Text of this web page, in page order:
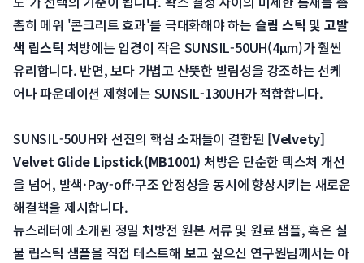
촘히 메워 '콘크리트 효과'를 극대화해야 하는 슬림 스틱 및 고발
색 립스틱 처방에는 입경이 작은 SUNSIL-50UH(4μm)가 훨씬
유리합니다. 반면, 보다 가볍고 산뜻한 발림성을 강조하는 선케
어나 파운데이션 제형에는 SUNSIL-130UH가 적합합니다.
SUNSIL-50UH와 선진의 핵심 소재들이 결합된 [Velvety]
Velvet Glide Lipstick(MB1001) 처방은 단순한 텍스처 개선
을 넘어, 발색·Pay-off·구조 안정성을 동시에 향상시키는 새로운
해결책을 제시합니다.
뉴스레터에 소개된 정밀 처방전 원본 서류 및 원료 샘플, 혹은 실
물 립스틱 샘플을 직접 테스트해 보고 싶으신 연구원님께서는 아